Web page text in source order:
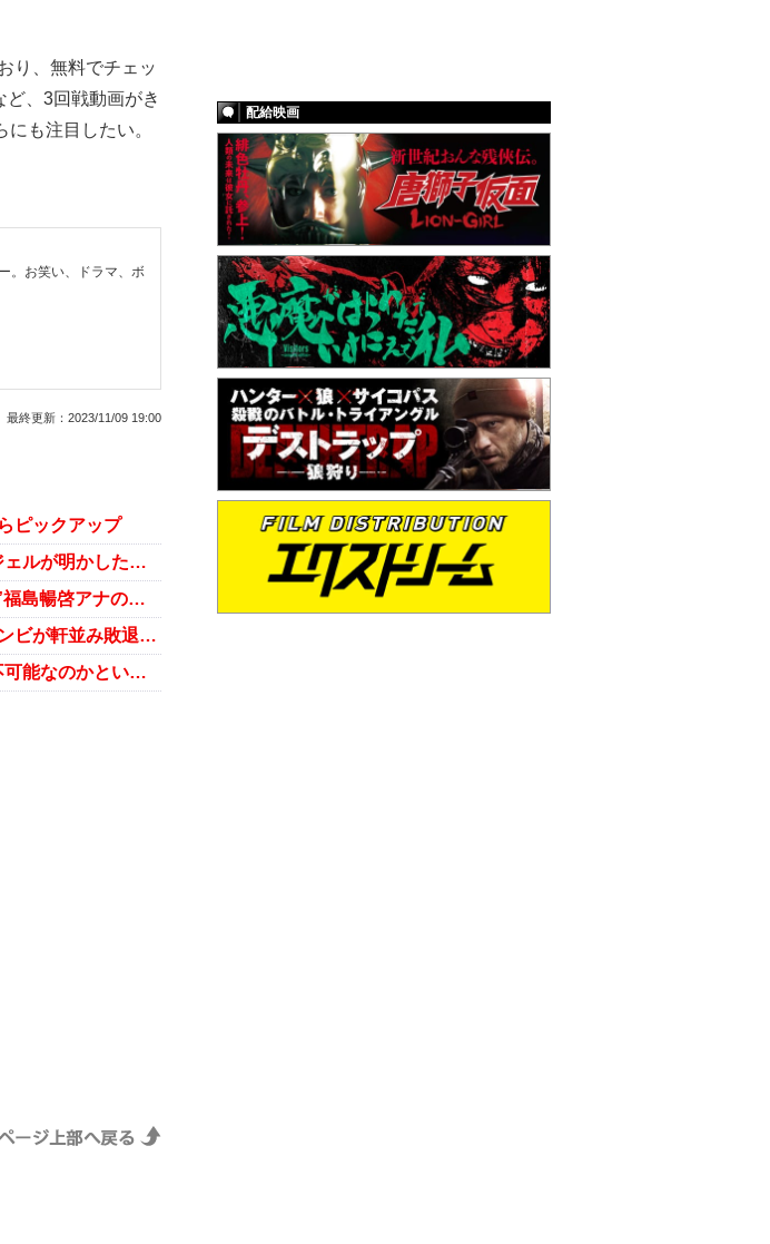
り、無料でチェッ
、3回戦動画がき
も注目したい。
。お笑い、ドラマ、ボ
最終更新： 2023/11/09 19:00
ピックアップ
『M-1』敗者復活戦“ネット投票”の不公平感 トレンディエンジェルが明かした裏側
局アナの『M-1』準々決勝進出は「必然」!? “エリート漫才師”福島暢啓アナの経歴
『M-1グランプリ』関西3回戦が終了 ファイナリスト、有力コンビが軒並み敗退の衝撃
ウエストランドも不出場……『M-1グランプリ』連覇は永遠に不可能なのかという問い
配給映画